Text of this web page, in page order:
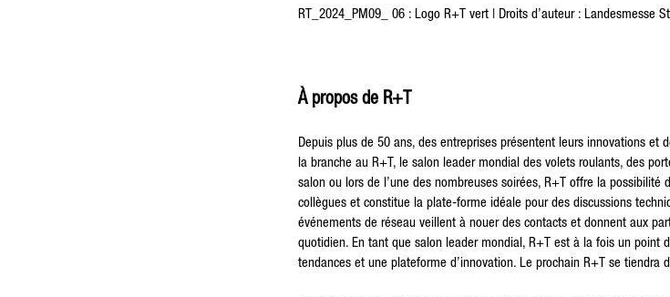
RT_2024_PM09_ 06 : Logo R+T vert | Droits d’auteur : Landesmesse
À propos de R+T
Depuis plus de 50 ans, des entreprises présentent leurs innovations et
la branche au R+T, le salon leader mondial des volets roulants, des
salon ou lors de l’une des nombreuses soirées, R+T offre la possibilité
collègues et constitue la plate-forme idéale pour des discussions
événements de réseau veillent à nouer des contacts et donnent aux
quotidien. En tant que salon leader mondial, R+T est à la fois un point
tendances et une plateforme d’innovation. Le prochain R+T se tiendra